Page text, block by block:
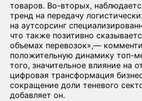
товаров. Во-вторых,
тренд на передачу
на аутсорсинг
что также позитивно
объемах перевозок»,—
положительную динамику топ-
того, значительное влияние на
цифровая трансформация
сокращение доли теневого
добавляет он.